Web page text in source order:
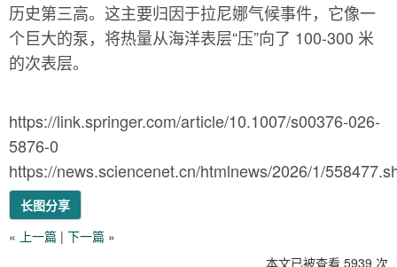
历史第三高。这主要归因于拉尼娜气候事件，它像一
个巨大的泵，将热量从海洋表层“压”向了 100-300 米
的次表层。
https://link.springer.com/article/10.1007/s00376-026-
5876-0
https://news.sciencenet.cn/htmlnews/2026/1/
长图分享
« 上一篇 | 下一篇 »
本文已被查看 5939 次